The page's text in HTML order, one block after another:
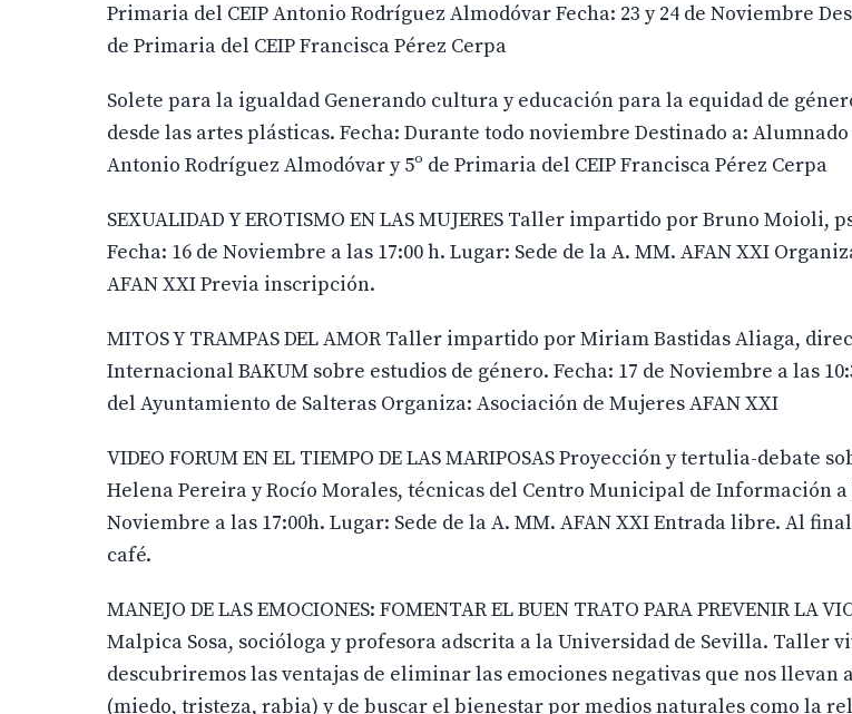
Primaria del CEIP Antonio Rodríguez Almodóvar Fecha: 23 y 24 de Noviembre
de Primaria del CEIP Francisca Pérez Cerpa
Solete para la igualdad Generando cultura y educación para la equidad de
desde las artes plásticas. Fecha: Durante todo noviembre Destinado a: Alumnado
Antonio Rodríguez Almodóvar y 5º de Primaria del CEIP Francisca Pérez Cerpa
SEXUALIDAD Y EROTISMO EN LAS MUJERES Taller impartido por Bruno Moioli,
Fecha: 16 de Noviembre a las 17:00 h. Lugar: Sede de la A. MM. AFAN XXI
AFAN XXI Previa inscripción.
MITOS Y TRAMPAS DEL AMOR Taller impartido por Miriam Bastidas Aliaga,
Internacional BAKUM sobre estudios de género. Fecha: 17 de Noviembre a las
del Ayuntamiento de Salteras Organiza: Asociación de Mujeres AFAN XXI
VIDEO FORUM EN EL TIEMPO DE LAS MARIPOSAS Proyección y tertulia-debate
Helena Pereira y Rocío Morales, técnicas del Centro Municipal de Información a
Noviembre a las 17:00h. Lugar: Sede de la A. MM. AFAN XXI Entrada libre. Al
café.
MANEJO DE LAS EMOCIONES: FOMENTAR EL BUEN TRATO PARA PREVENIR LA
Malpica Sosa, socióloga y profesora adscrita a la Universidad de Sevilla. Taller
descubriremos las ventajas de eliminar las emociones negativas que nos llevan
(miedo, tristeza, rabia) y de buscar el bienestar por medios naturales como la